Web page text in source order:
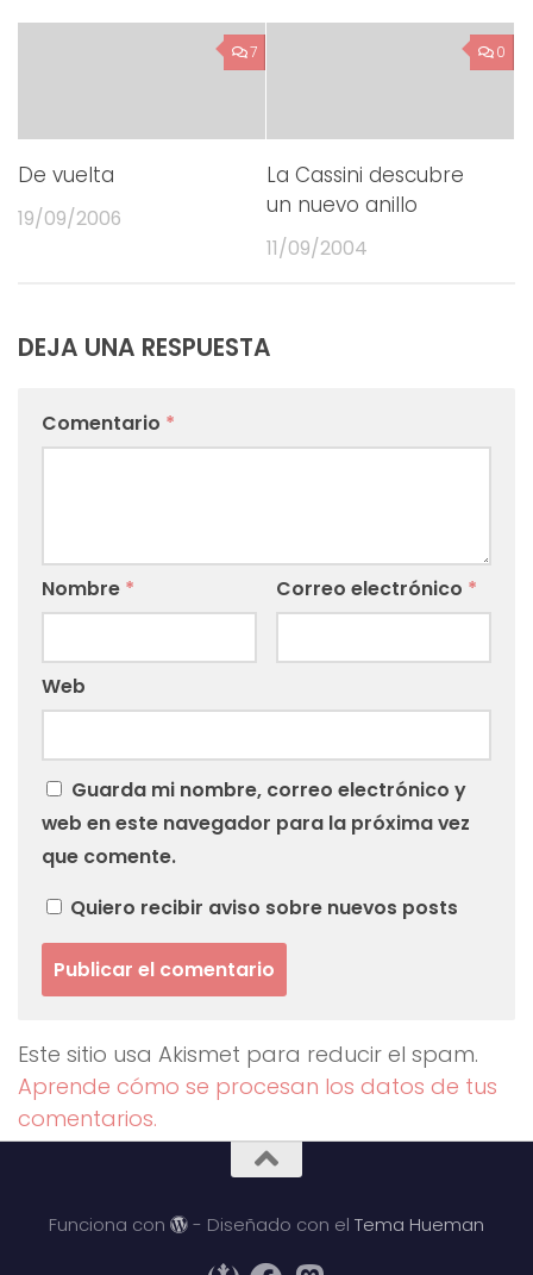
7
De vuelta
19/09/2006
0
La Cassini descubre
un nuevo anillo
11/09/2004
DEJA UNA RESPUESTA
Comentario *
Nombre * Correo electrónico *
Web
Guarda mi nombre, correo electrónico y
web en este navegador para la próxima vez
que comente.
Quiero recibir aviso sobre nuevos posts
Este sitio usa Akismet para reducir el spam.
Aprende cómo se procesan los datos de tus
comentarios.
Funciona con - Diseñado con el Tema Hueman